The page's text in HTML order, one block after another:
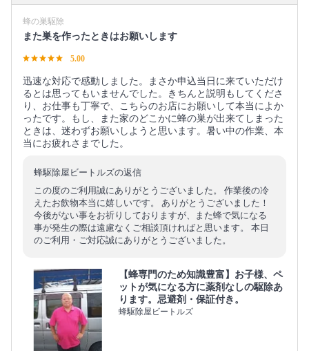
蜂の巣駆除
また巣を作ったときはお願いします
5.00
迅速な対応で感動しました。まさか申込当日に来ていただけ
るとは思ってもいませんでした。きちんと説明もしてくださ
り、お仕事も丁寧で、こちらのお店にお願いして本当によか
ったです。もし、また家のどこかに蜂の巣が出来てしまった
ときは、迷わずお願いしようと思います。暑い中の作業、本
当にお疲れさまでした。
蜂駆除屋ビートルズの返信
この度のご利用誠にありがとうございました。 作業後の冷
えたお飲物本当に嬉しいです。 ありがとうございました！
今後がない事をお祈りしておりますが、また蜂で気になる
事が発生の際は遠慮なくご相談頂ければと思います。 本日
のご利用・ご対応誠にありがとうございました。
【蜂専門のため知識豊富】お子様、ペ
ットが気になる方に薬剤なしの駆除あ
ります。忌避剤・保証付き。
蜂駆除屋ビートルズ